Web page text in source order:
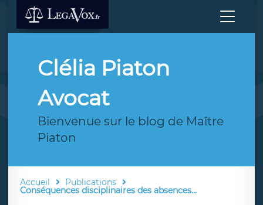
Clélia Piaton
Avocat
Bienvenue sur le blog de Maître
Piaton
Accueil Publications
Conséquences disciplinaires des absences...